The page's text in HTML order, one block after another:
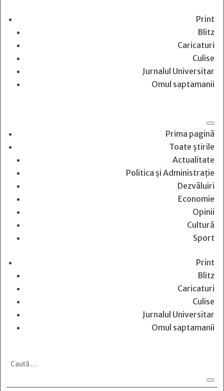
Print
Blitz
Caricaturi
Culise
Jurnalul Universitar
Omul saptamanii
Prima pagină
Toate știrile
Actualitate
Politica și Administrație
Dezvăluiri
Economie
Opinii
Cultură
Sport
Print
Blitz
Caricaturi
Culise
Jurnalul Universitar
Omul saptamanii